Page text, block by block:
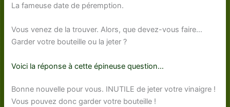
La fameuse date de péremption.
Vous venez de la trouver. Alors, que devez-vous faire…
Garder votre bouteille ou la jeter ?
Voici la réponse à cette épineuse question…
Bonne nouvelle pour vous. INUTILE de jeter votre vinaigre !
Vous pouvez donc garder votre bouteille !